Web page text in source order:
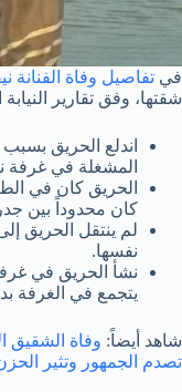
في تفاصيل وفاة الفنانة
شقتها، وفق تقارير
اندلع الحريق
المشغلة في غرفة
الحريق كان في
كان محدوداً بين
لم ينتقل الحريق
نفسها.
نشأ الحريق في
يتجمع في الغرفة
شاهد أيضاً: وفاة الشقيق
تصدم الجمهور وتثير